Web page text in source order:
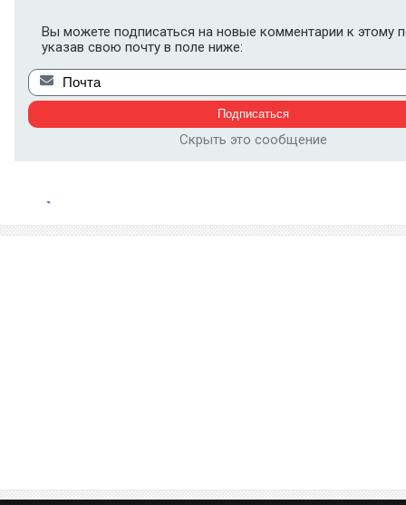
Вы можете подписаться на новые комментарии к этому
указав свою почту в поле ниже:
Скрыть это сообщение